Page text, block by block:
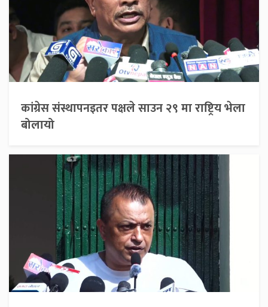
कांग्रेस संस्थापनइतर पक्षले साउन २९ मा राष्ट्रिय भेला
बोलायो